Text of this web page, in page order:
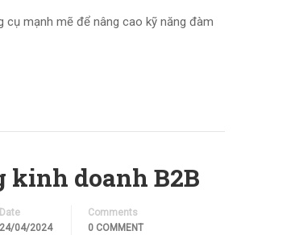
mạnh mẽ để nâng cao kỹ năng đàm
kinh doanh B2B
Date
24/04/2024
Comments
0 COMMENT